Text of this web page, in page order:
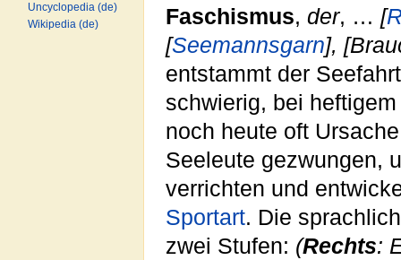
Faschismus, der, … [
[Seemannsgarn],
entstammt der
schwierig, bei
noch heute oft
Seeleute gezwungen,
verrichten und
Sportart. Die
zwei Stufen: (Rechts:
Uncyclopedia (de)
Wikipedia (de)